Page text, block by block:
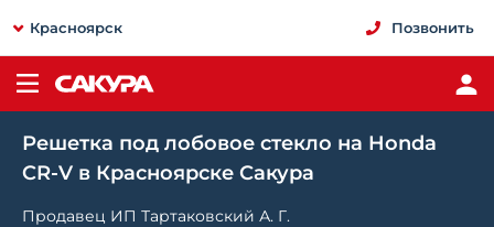
Красноярск Позвонить
Решетка под лобовое стекло на Honda
CR-V в Красноярске Сакура
Продавец ИП Тартаковский А. Г.